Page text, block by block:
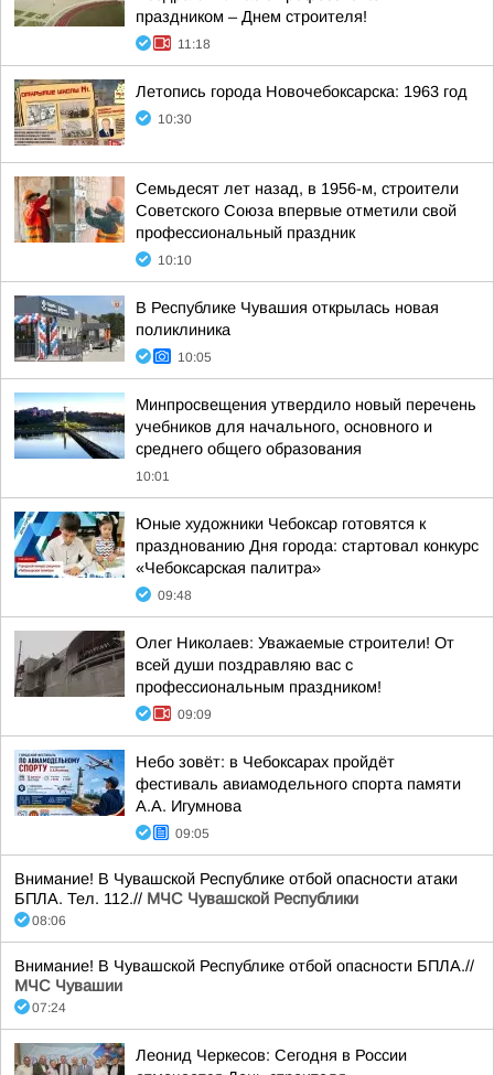
праздником – Днем строителя!
11:18
Летопись города Новочебоксарска: 1963 год
10:30
Семьдесят лет назад, в 1956-м, строители
Советского Союза впервые отметили свой
профессиональный праздник
10:10
В Республике Чувашия открылась новая
поликлиника
10:05
Минпросвещения утвердило новый перечень
учебников для начального, основного и
среднего общего образования
10:01
Юные художники Чебоксар готовятся к
празднованию Дня города: стартовал конкурс
«Чебоксарская палитра»
09:48
Олег Николаев: Уважаемые строители! От
всей души поздравляю вас с
профессиональным праздником!
09:09
Небо зовёт: в Чебоксарах пройдёт
фестиваль авиамодельного спорта памяти
А.А. Игумнова
09:05
Внимание! В Чувашской Республике отбой опасности атаки
БПЛА. Тел. 112.// МЧС Чувашской Республики
08:06
Внимание! В Чувашской Республике отбой опасности БПЛА.//
МЧС Чувашии
07:24
Леонид Черкесов: Сегодня в России